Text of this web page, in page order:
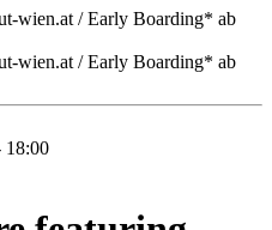
wien.at / Early Boarding* ab
wien.at / Early Boarding* ab
18:00